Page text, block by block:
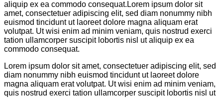
aliquip ex ea commodo consequat.Lorem ipsum dolor sit
amet, consectetuer adipiscing elit, sed diam nonummy nibh
euismod tincidunt ut laoreet dolore magna aliquam erat
volutpat. Ut wisi enim ad minim veniam, quis nostrud exerci
tation ullamcorper suscipit lobortis nisl ut aliquip ex ea
commodo consequat.
Lorem ipsum dolor sit amet, consectetuer adipiscing elit, sed
diam nonummy nibh euismod tincidunt ut laoreet dolore
magna aliquam erat volutpat. Ut wisi enim ad minim veniam,
quis nostrud exerci tation ullamcorper suscipit lobortis nisl ut